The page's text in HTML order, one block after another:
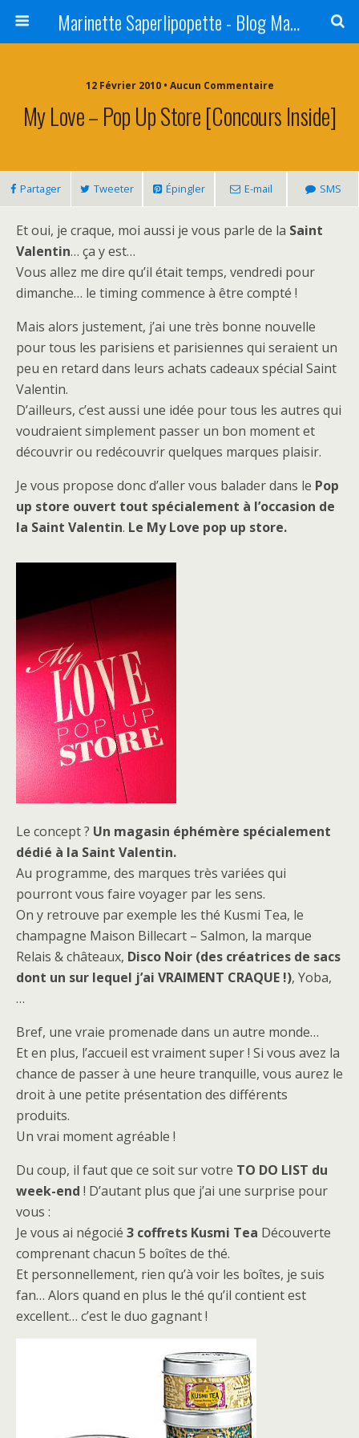
Marinette Saperlipopette - Blog Maman Angers Lifestyle - Ex Expat Montréal
12 Février 2010 • Aucun Commentaire
My Love – Pop Up Store [Concours Inside]
Partager Tweeter Épingler E-mail SMS
Et oui, je craque, moi aussi je vous parle de la Saint
Valentin… ça y est…
Vous allez me dire qu’il était temps, vendredi pour
dimanche… le timing commence à être compté !
Mais alors justement, j’ai une très bonne nouvelle
pour tous les parisiens et parisiennes qui seraient un
peu en retard dans leurs achats cadeaux spécial Saint
Valentin.
D’ailleurs, c’est aussi une idée pour tous les autres qui
voudraient simplement passer un bon moment et
découvrir ou redécouvrir quelques marques plaisir.
Je vous propose donc d’aller vous balader dans le Pop
up store ouvert tout spécialement à l’occasion de
la Saint Valentin. Le My Love pop up store.
Le concept ? Un magasin éphémère spécialement
dédié à la Saint Valentin.
Au programme, des marques très variées qui
pourront vous faire voyager par les sens.
On y retrouve par exemple les thé Kusmi Tea, le
champagne Maison Billecart – Salmon, la marque
Relais & châteaux, Disco Noir (des créatrices de sacs
dont un sur lequel j’ai VRAIMENT CRAQUE !), Yoba,
…
Bref, une vraie promenade dans un autre monde…
Et en plus, l’accueil est vraiment super ! Si vous avez la
chance de passer à une heure tranquille, vous aurez le
droit à une petite présentation des différents
produits.
Un vrai moment agréable !
Du coup, il faut que ce soit sur votre TO DO LIST du
week-end ! D’autant plus que j’ai une surprise pour
vous :
Je vous ai négocié 3 coffrets Kusmi Tea Découverte
comprenant chacun 5 boîtes de thé.
Et personnellement, rien qu’à voir les boîtes, je suis
fan… Alors quand en plus le thé qu’il contient est
excellent… c’est le duo gagnant !